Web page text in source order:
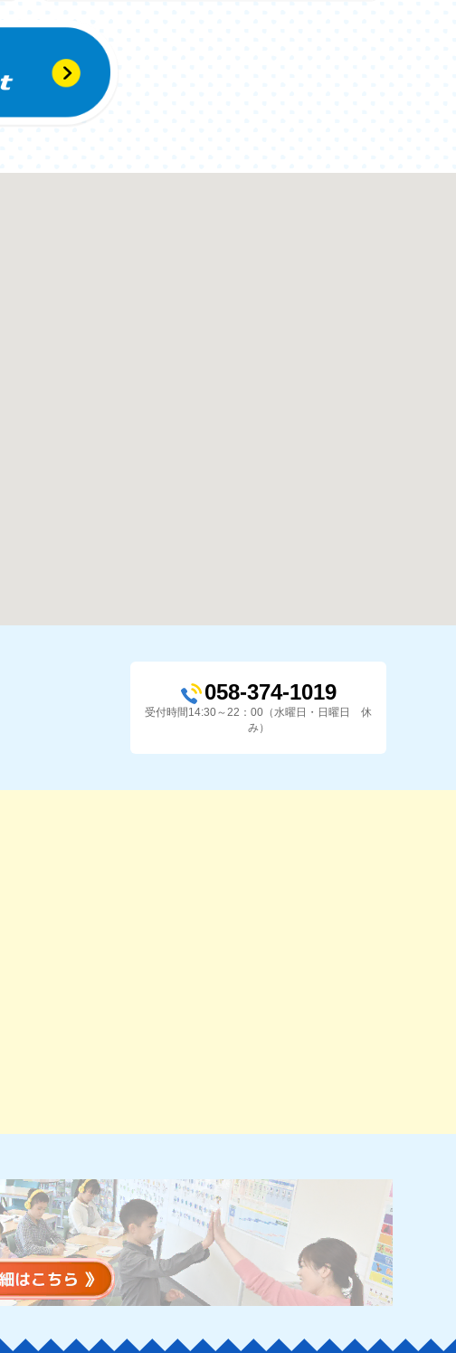
058-374-1019
受付時間14:30～22：00（水曜日・日曜日 休
み）